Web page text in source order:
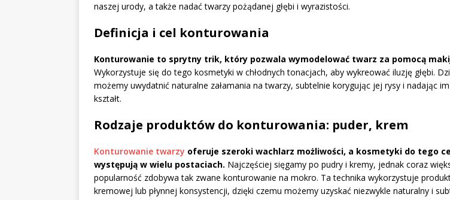
naszej urody, a także nadać twarzy pożądanej głębi i wyrazistości.
Definicja i cel konturowania
Konturowanie to sprytny trik, który pozwala wymodelować twarz za pomocą
Wykorzystuje się do tego kosmetyki w chłodnych tonacjach, aby wykreować iluzję głębi.
możemy uwydatnić naturalne załamania na twarzy, subtelnie korygując jej rysy i nadając
kształt.
Rodzaje produktów do konturowania: puder, krem
Konturowanie twarzy oferuje szeroki wachlarz możliwości, a kosmetyki do tego
występują w wielu postaciach. Najczęściej sięgamy po pudry i kremy, jednak coraz
popularność zdobywa tak zwane konturowanie na mokro. Ta technika wykorzystuje
kremowej lub płynnej konsystencji, dzięki czemu możemy uzyskać niezwykle naturalny i